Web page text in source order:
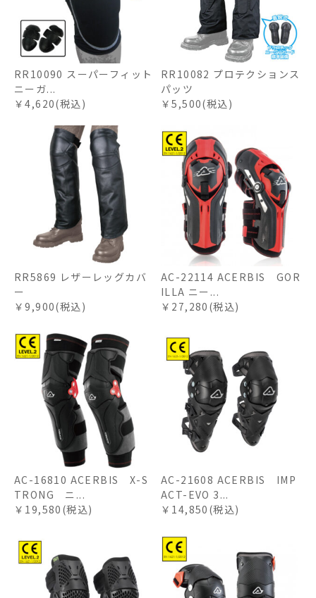
RR10090 スーパーフィット
ニーガ...
￥4,620(税込)
RR10082 プロテクションス
パッツ
￥5,500(税込)
RR5869 レザーレッグカバ
ー
￥9,900(税込)
AC-22114 ACERBIS GOR
ILLA ニー...
￥27,280(税込)
AC-16810 ACERBIS X-S
TRONG ニ...
￥19,580(税込)
AC-21608 ACERBIS IMP
ACT-EVO 3...
￥14,850(税込)